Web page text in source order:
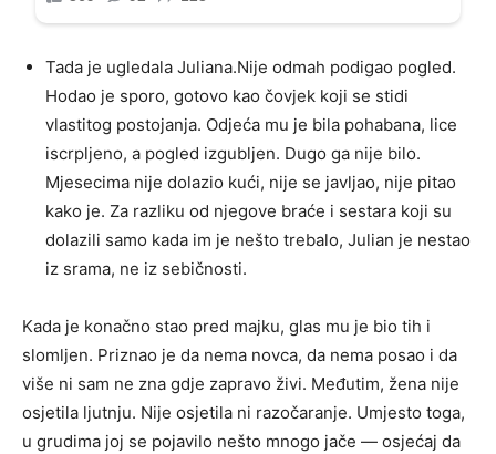
Tada je ugledala Juliana.Nije odmah podigao pogled.
Hodao je sporo, gotovo kao čovjek koji se stidi
vlastitog postojanja. Odjeća mu je bila pohabana, lice
iscrpljeno, a pogled izgubljen. Dugo ga nije bilo.
Mjesecima nije dolazio kući, nije se javljao, nije pitao
kako je. Za razliku od njegove braće i sestara koji su
dolazili samo kada im je nešto trebalo, Julian je nestao
iz srama, ne iz sebičnosti.
Kada je konačno stao pred majku, glas mu je bio tih i
slomljen. Priznao je da nema novca, da nema posao i da
više ni sam ne zna gdje zapravo živi. Međutim, žena nije
osjetila ljutnju. Nije osjetila ni razočaranje. Umjesto toga,
u grudima joj se pojavilo nešto mnogo jače — osjećaj da